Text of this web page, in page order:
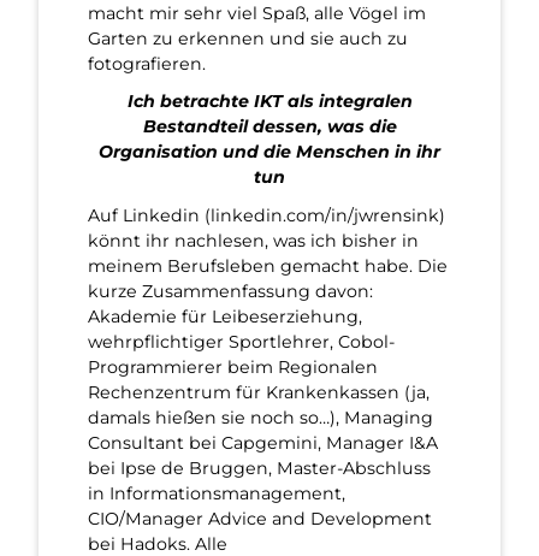
macht mir sehr viel Spaß, alle Vögel im
Garten zu erkennen und sie auch zu
fotografieren.
Ich betrachte IKT als integralen
Bestandteil dessen, was die
Organisation und die Menschen in ihr
tun
Auf Linkedin (linkedin.com/in/jwrensink)
könnt ihr nachlesen, was ich bisher in
meinem Berufsleben gemacht habe. Die
kurze Zusammenfassung davon:
Akademie für Leibeserziehung,
wehrpflichtiger Sportlehrer, Cobol-
Programmierer beim Regionalen
Rechenzentrum für Krankenkassen (ja,
damals hießen sie noch so…), Managing
Consultant bei Capgemini, Manager I&A
bei Ipse de Bruggen, Master-Abschluss
in Informationsmanagement,
CIO/Manager Advice and Development
bei Hadoks. Alle